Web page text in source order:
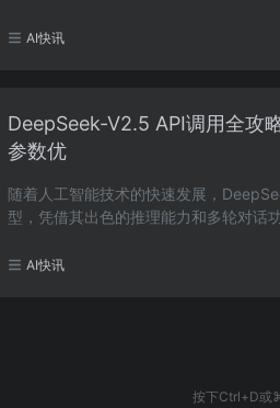
AI快讯
DeepSeek-V2.5 API调用全攻
参数优
随着人工智能技术的快速发展，
型，凭借其出色的推理能力和多轮对话
AI快讯
按下Ctrl+D或